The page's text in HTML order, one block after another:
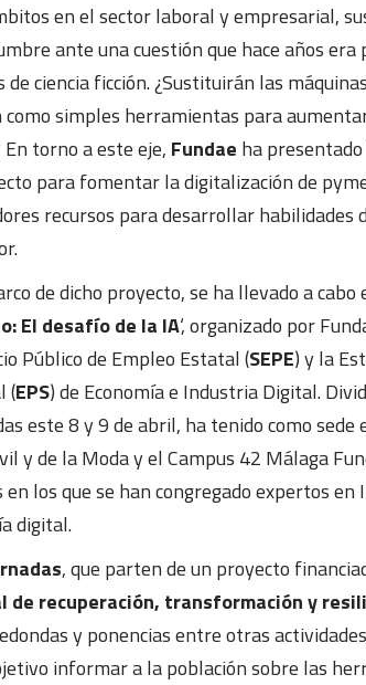
en el sector laboral y empresarial,
ante una cuestión que hace años
de ciencia ficción. ¿Sustituirán las
simples herramientas para
torno a este eje, Fundae ha presentado
para fomentar la digitalización de
recursos para desarrollar habilidades
de dicho proyecto, se ha llevado a cabo
El desafío de la IA‘, organizado por
Público de Empleo Estatal (SEPE) y la
(EPS) de Economía e Industria Digital.
este 8 y 9 de abril, ha tenido como sede
y de la Moda y el Campus 42 Málaga
en los que se han congregado expertos
digital.
, que parten de un proyecto
de recuperación, transformación y
y ponencias entre otras
informar a la población sobre las